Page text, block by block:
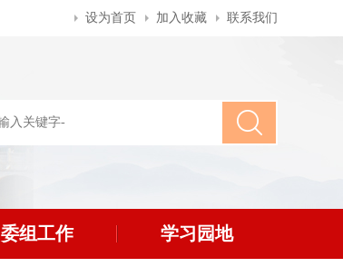
设为首页 加入收藏 联系我们
委组工作 学习园地